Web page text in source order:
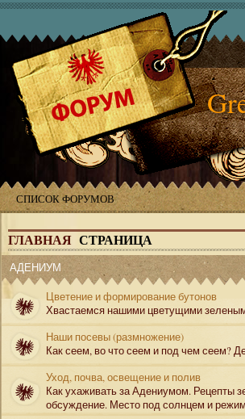
СПИСОК ФОРУМОВ
ГЛАВНАЯ СТРАНИЦА
АДЕНИУМ
Цветение и формирование бутонов
Хвастаемся нашими цветущими
Наши посевы (размножение)
Как сеем, во что сеем и под чем сеем?
Уход, почва, освещение и полив
Как ухаживать за Адениумом. Рецепты
обсуждение. Место под солнцем и